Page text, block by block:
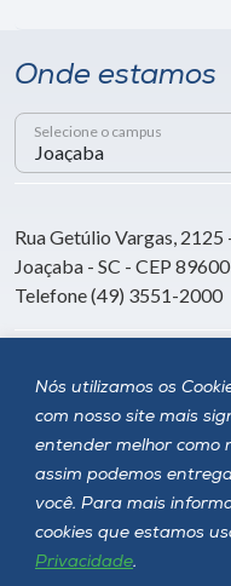
Nós utilizamos os
com nosso site mais
entender melhor como
assim podemos
você. Para mais
cookies que estamos
Privacidade.
Onde estamos
Selecione o campus
Rua Getúlio Vargas,
Joaçaba - SC - CEP
Telefone (49) 3551-2000
Siga a Unoesc